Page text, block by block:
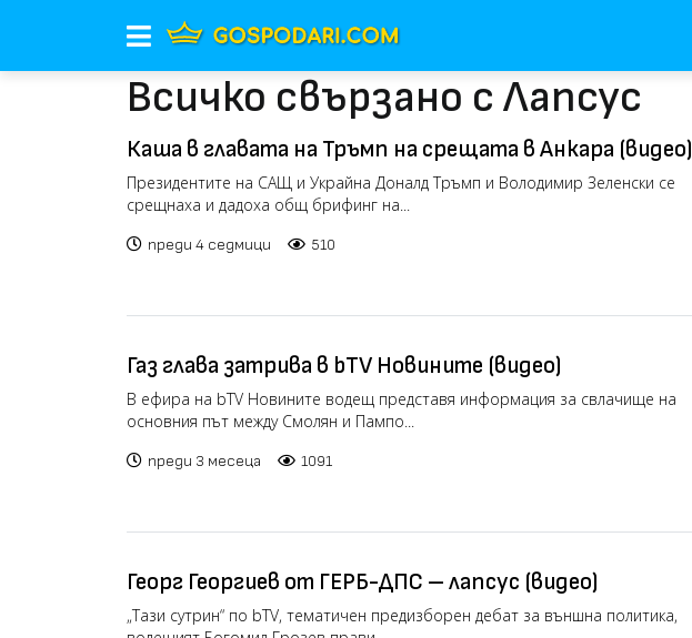
Всичко свързано с Лапсус
Каша в главата на Тръмп на срещата в Анкара (видео)
Президентите на САЩ и Украйна Доналд Тръмп и Володимир Зеленски се
срещнаха и дадоха общ брифинг на...
преди 4 седмици 510
Газ глава затрива в bTV Новините (видео)
В ефира на bTV Новините водещ представя информация за свлачище на
основния път между Смолян и Пампо...
преди 3 месеца 1091
Георг Георгиев от ГЕРБ-ДПС – лапсус (видео)
„Тази сутрин“ по bTV, тематичен предизборен дебат за външна политика,